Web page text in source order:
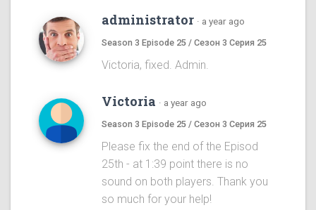
administrator · a year ago
Season 3 Episode 25 / Сезон 3 Серия 25
Victoria, fixed. Admin.
Victoria · a year ago
Season 3 Episode 25 / Сезон 3 Серия 25
Please fix the end of the Episod
25th - at 1:39 point there is no
sound on both players. Thank you
so much for your help!